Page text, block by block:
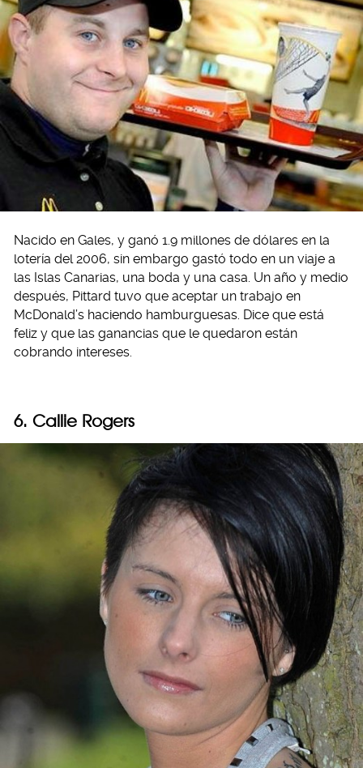
Nacido en Gales, y ganó 1.9 millones de dólares en la
lotería del 2006, sin embargo gastó todo en un viaje a
las Islas Canarias, una boda y una casa. Un año y medio
después, Pittard tuvo que aceptar un trabajo en
McDonald’s haciendo hamburguesas. Dice que está
feliz y que las ganancias que le quedaron están
cobrando intereses.
6. Callie Rogers